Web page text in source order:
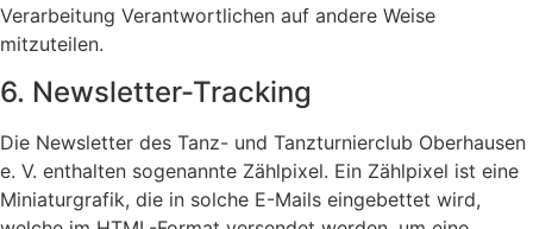
Verarbeitung Verantwortlichen auf andere Weise
mitzuteilen.
6. Newsletter-Tracking
Die Newsletter des Tanz- und Tanzturnierclub Oberhausen
e. V. enthalten sogenannte Zählpixel. Ein Zählpixel ist eine
Miniaturgrafik, die in solche E-Mails eingebettet wird,